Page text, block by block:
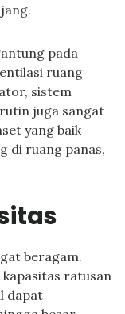
pada
ruang
sistem
juga sangat
yang baik
di ruang panas,
beragam.
ratusan
dapat